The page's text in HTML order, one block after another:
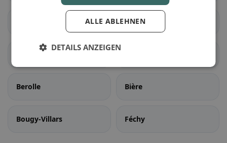
Yvorne
Aubonne
Berolle Bière
Bougy-Villars Féchy
ALLE ABLEHNEN
DETAILS ANZEIGEN